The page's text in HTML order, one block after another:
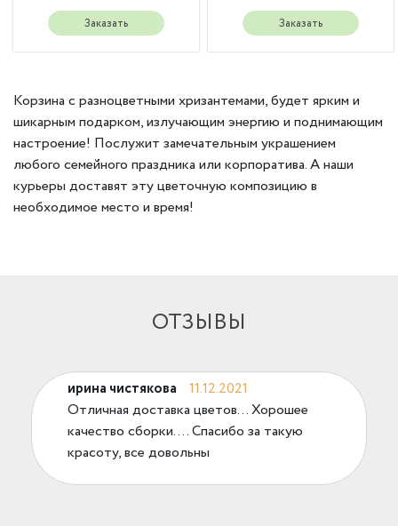
Заказать Заказать
Корзина с разноцветными хризантемами, будет ярким и
шикарным подарком, излучающим энергию и поднимающим
настроение! Послужит замечательным украшением
любого семейного праздника или корпоратива. А наши
курьеры доставят эту цветочную композицию в
необходимое место и время!
ОТЗЫВЫ
ирина чистякова
11.12.2021
Отличная доставка цветов... Хорошее
качество сборки.... Спасибо за такую
красоту, все довольны